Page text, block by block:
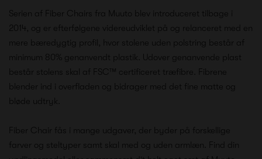
Serien af Fiber Chairs fra Muuto blev introduceret tilbage i
2014, og er efterfølgene videreudviklet på og relanceret med en
mere bæredygtig profil, hvor stolene uden polstring består af
minimum 80% genanvendt plastik. Udover genanvende plast
består stolens skal af FSC™ certificeret træfibre. Fibrene
blender ind i overfladen og bidrager med det fine matte og
bløde udtryk.
Fiber Chair fås i mange udgaver, der byder på forskellige
farver og steltyper samt skal med og uden armlæn. Find din